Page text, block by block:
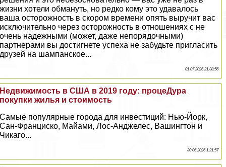
жизни хотели обмануть, но редко кому это удавалось
ваша осторожность в скором времени опять выручит вас
исключительно через осторожность в отношениях с не
очень надежными (может, даже непорядочными)
партнерами вы достигнете успеха не забудьте пригласить
друзей на шампанское...
01 07 2026 21:38:56
Недвижимость в США в 2019 году: процеДypa
покупки жилья и стоимость
Самые популярные города для инвестиций: Нью-Йорк,
Сан-Франциско, Майами, Лос-Анджелес, Вашингтон и
Чикаго...
30 06 2026 1:21:57